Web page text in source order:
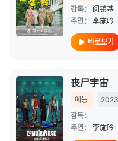
감독：
闵镇基
주연：
李施吟 /
바로보기
丧尸宇宙
예능 2023
감독：
주연：
李施吟 /